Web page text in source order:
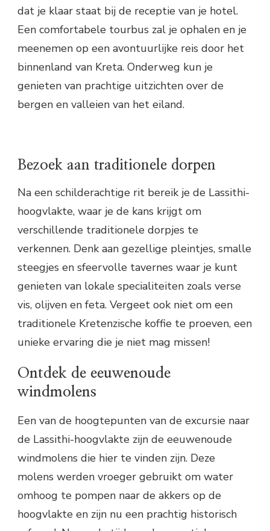
dat je klaar staat bij de receptie van je hotel.
Een comfortabele tourbus zal je ophalen en je
meenemen op een avontuurlijke reis door het
binnenland van Kreta. Onderweg kun je
genieten van prachtige uitzichten over de
bergen en valleien van het eiland.
Bezoek aan traditionele dorpen
Na een schilderachtige rit bereik je de Lassithi-
hoogvlakte, waar je de kans krijgt om
verschillende traditionele dorpjes te
verkennen. Denk aan gezellige pleintjes, smalle
steegjes en sfeervolle tavernes waar je kunt
genieten van lokale specialiteiten zoals verse
vis, olijven en feta. Vergeet ook niet om een
traditionele Kretenzische koffie te proeven, een
unieke ervaring die je niet mag missen!
Ontdek de eeuwenoude
windmolens
Een van de hoogtepunten van de excursie naar
de Lassithi-hoogvlakte zijn de eeuwenoude
windmolens die hier te vinden zijn. Deze
molens werden vroeger gebruikt om water
omhoog te pompen naar de akkers op de
hoogvlakte en zijn nu een prachtig historisch